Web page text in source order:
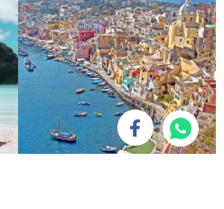
Romain Paris
was here